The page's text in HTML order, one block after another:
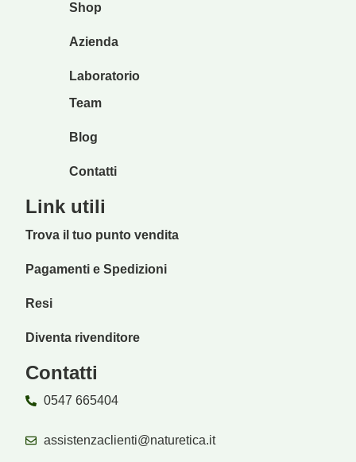
Shop
Azienda
Laboratorio
Team
Blog
Contatti
Link utili
Trova il tuo punto vendita
Pagamenti e Spedizioni
Resi
Diventa rivenditore
Contatti
0547 665404
assistenzaclienti@naturetica.it